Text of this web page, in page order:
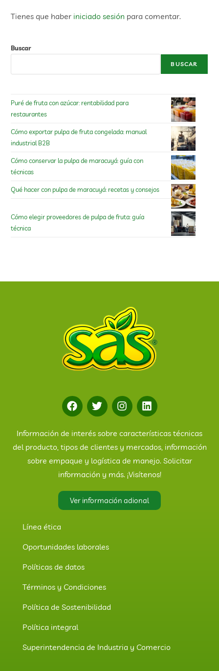
Tienes que haber iniciado sesión para comentar.
Buscar
BUSCAR
Puré de fruta con azúcar: rentabilidad para
restaurantes
Cómo exportar pulpa de fruta congelada: manual
industrial B2B
Cómo conservar la pulpa de maracuyá: guía con
técnicas
Qué hacer con pulpa de maracuyá: recetas y consejos
Cómo elegir proveedores de pulpa de fruta: guía
técnica
Información de interés sobre características técnicas
del producto, tipos de clientes y mercados, información
sobre empaque y logística de manejo. Solicitar
información y más. ¡Visítenos!
Ver información adional
Línea ética
Oportunidades laborales
Políticas de datos
Términos y Condiciones
Política de Sostenibilidad
Política integral
Superintendencia de Industria y Comercio